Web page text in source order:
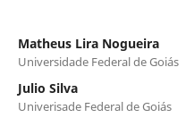
Matheus Lira Nogueira
Universidade Federal de Goiás
Julio Silva
Univerisade Federal de Goiás